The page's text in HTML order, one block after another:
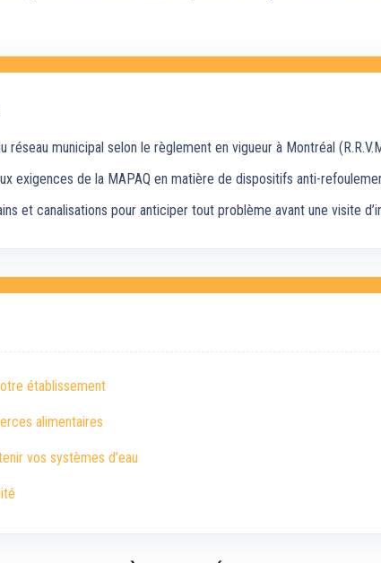
municipal selon le règlement en vigueur à Montréal
exigences de la MAPAQ en matière de dispositifs anti-
et canalisations pour anticiper tout problème avant une visite
établissement
alimentaires
vos systèmes d’eau